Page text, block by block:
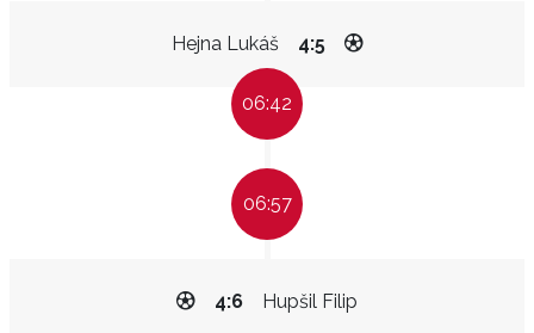
Hejna Lukáš 4:5
06:42
06:57
Hupšil Filip
4:6